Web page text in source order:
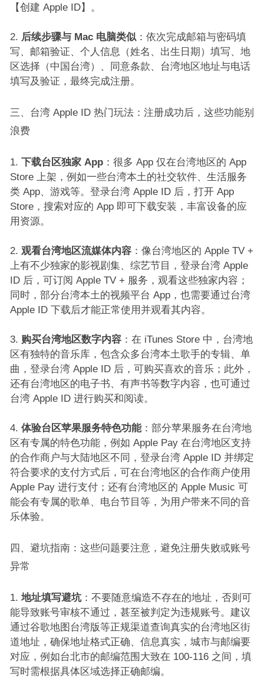
【创建 Apple ID】。​
后续步骤与 Mac 电脑类似：依次完成邮箱与密码填
写、邮箱验证、个人信息（姓名、出生日期）填写、地
区选择（中国台湾）、同意条款、台湾地区地址与电话
填写及验证，最终完成注册。​
三、台湾 Apple ID 热门玩法：注册成功后，这些功能别
浪费​
下载台区独家 App：很多 App 仅在台湾地区的 App
Store 上架，例如一些台湾本土的社交软件、生活服务
类 App、游戏等。登录台湾 Apple ID 后，打开 App
Store，搜索对应的 App 即可下载安装，丰富设备的应
用资源。​
观看台湾地区流媒体内容：像台湾地区的 Apple TV +
上有不少独家的影视剧集、综艺节目，登录台湾 Apple
ID 后，可订阅 Apple TV + 服务，观看这些独家内容；
同时，部分台湾本土的视频平台 App，也需要通过台湾
Apple ID 下载后才能正常使用并观看其内容。​
购买台湾地区数字内容：在 iTunes Store 中，台湾地
区有独特的音乐库，包含众多台湾本土歌手的专辑、单
曲，登录台湾 Apple ID 后，可购买喜欢的音乐；此外，
还有台湾地区的电子书、有声书等数字内容，也可通过
台湾 Apple ID 进行购买和阅读。​
体验台区苹果服务特色功能：部分苹果服务在台湾地
区有专属的特色功能，例如 Apple Pay 在台湾地区支持
的合作商户与大陆地区不同，登录台湾 Apple ID 并绑定
符合要求的支付方式后，可在台湾地区的合作商户使用
Apple Pay 进行支付；还有台湾地区的 Apple Music 可
能会有专属的歌单、电台节目等，为用户带来不同的音
乐体验。​
四、避坑指南：这些问题要注意，避免注册失败或账号
异常​
地址填写避坑：不要随意编造不存在的地址，否则可
能导致账号审核不通过，甚至被判定为违规账号。建议
通过谷歌地图台湾版等正规渠道查询真实的台湾地区街
道地址，确保地址格式正确、信息真实，城市与邮编要
对应，例如台北市的邮编范围大致在 100-116 之间，填
写时需根据具体区域选择正确邮编。​